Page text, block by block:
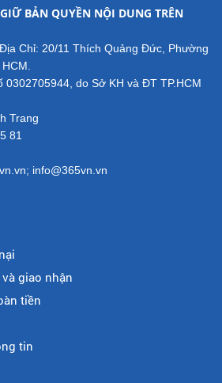
BẢN QUYỀN NỘI DUNG TRÊN
Chỉ: 20/11 Thích Quảng Đức, Phường
0302705944, do Sở KH và ĐT TP.HCM
Trang
81
info@365vn.vn
giao nhận
tiền
tin